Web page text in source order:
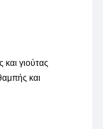
και γιούτας
και